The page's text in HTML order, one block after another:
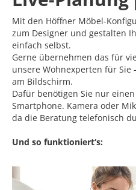
Mit den Höffner Möbel-
zum Designer und gestalten
einfach selbst.
Gerne übernehmen das für
unsere Wohnexperten für Sie
am Bildschirm.
Dafür benötigen Sie nur
Smartphone. Kamera oder
da die Beratung telefonisch
Und so funktioniert‘s: